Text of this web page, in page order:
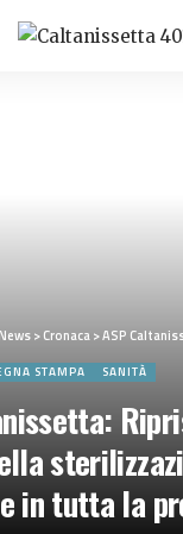
News>Cronaca>ASP Caltanissetta: Ripristinato
STAMPA SANITÀ
in tutta la